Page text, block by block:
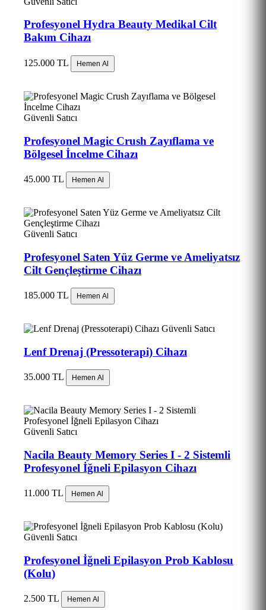
Profesyonel Hydra Beauty Medikal Cilt
Bakım Cihazı
125.000 TL Hemen Al
Güvenli Satıcı
Profesyonel Magic Crush Zayıflama ve
Bölgesel İncelme Cihazı
45.000 TL Hemen Al
Güvenli Satıcı
Profesyonel Saten Yüz Germe ve Ameliyatsız
Cilt Gençleştirme Cihazı
185.000 TL Hemen Al
Güvenli Satıcı
Lenf Drenaj (Pressoterapi) Cihazı
35.000 TL Hemen Al
Güvenli Satıcı
Nacila Beauty Memory Series I - 2 Sistemli
Profesyonel İğneli Epilasyon Cihazı
11.000 TL Hemen Al
Güvenli Satıcı
Profesyonel İğneli Epilasyon Prob Kablosu
(Kolu)
2.500 TL Hemen Al